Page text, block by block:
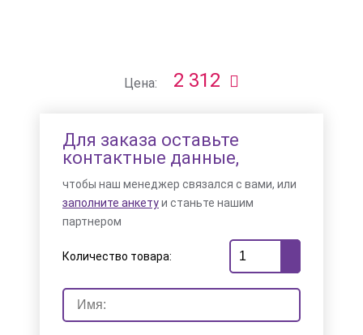
Цена: 2 312
Для заказа оставьте
контактные данные,
чтобы наш менеджер связался с вами, или
заполните анкетуи станьте нашим
партнером
Количество товара: